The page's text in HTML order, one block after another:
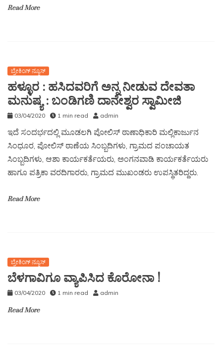
Read More
ಬ್ರೇಕಿಂಗ್ ನ್ಯೂಸ್
ಹಳ್ಳೂರ : ಹಸಿದವರಿಗೆ ಅನ್ನ ನೀಡುವ ದೇವತಾ
ಮನುಷ್ಯ : ಬಂಡಿಗಣಿ ದಾನೇಶ್ವರ ಸ್ವಾಮೀಜಿ
03/04/2020 1 min read admin
ಇದೆ ಸಂದರ್ಭದಲ್ಲಿ ಮೂಡಲಗಿ ಪೋಲಿಸ್ ಠಾಣಾಧಿಕಾರಿ ಮಲ್ಲಿಕಾರ್ಜುನ
ಸಿಂಧೂರ, ಪೋಲಿಸ್ ಠಾಣೆಯ ಸಿಂಬ್ಬದಿಗಳು, ಗ್ರಾಮದ ಪಂಚಾಯತ
ಸಿಂಬ್ಬದಿಗಳು, ಆಶಾ ಕಾರ್ಯಕರ್ತೆಯರು, ಅಂಗನವಾಡಿ ಕಾರ್ಯಕರ್ತೆಯರು
ಹಾಗೂ ಪತ್ರಿಕಾ ವರದಿಗಾರರು, ಗ್ರಾಮದ ಮುಖಂಡರು ಉಪಸ್ಥಿತರಿದ್ದರು.
Read More
ಬ್ರೇಕಿಂಗ್ ನ್ಯೂಸ್
ಬೆಳಗಾವಿಗೂ ವ್ಯಾಪಿಸಿದ ಕೊರೋನಾ !
03/04/2020 1 min read admin
Read More